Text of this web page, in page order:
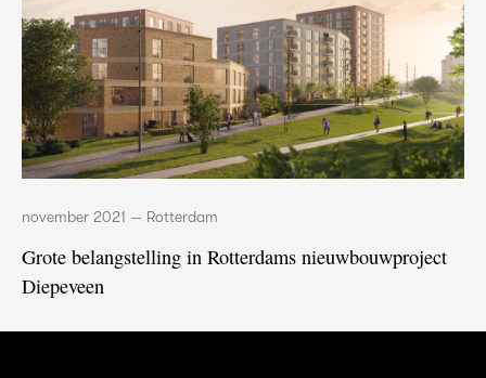
november 2021 — Rotterdam
Grote belangstelling in Rotterdams nieuwbouwproject
Diepeveen